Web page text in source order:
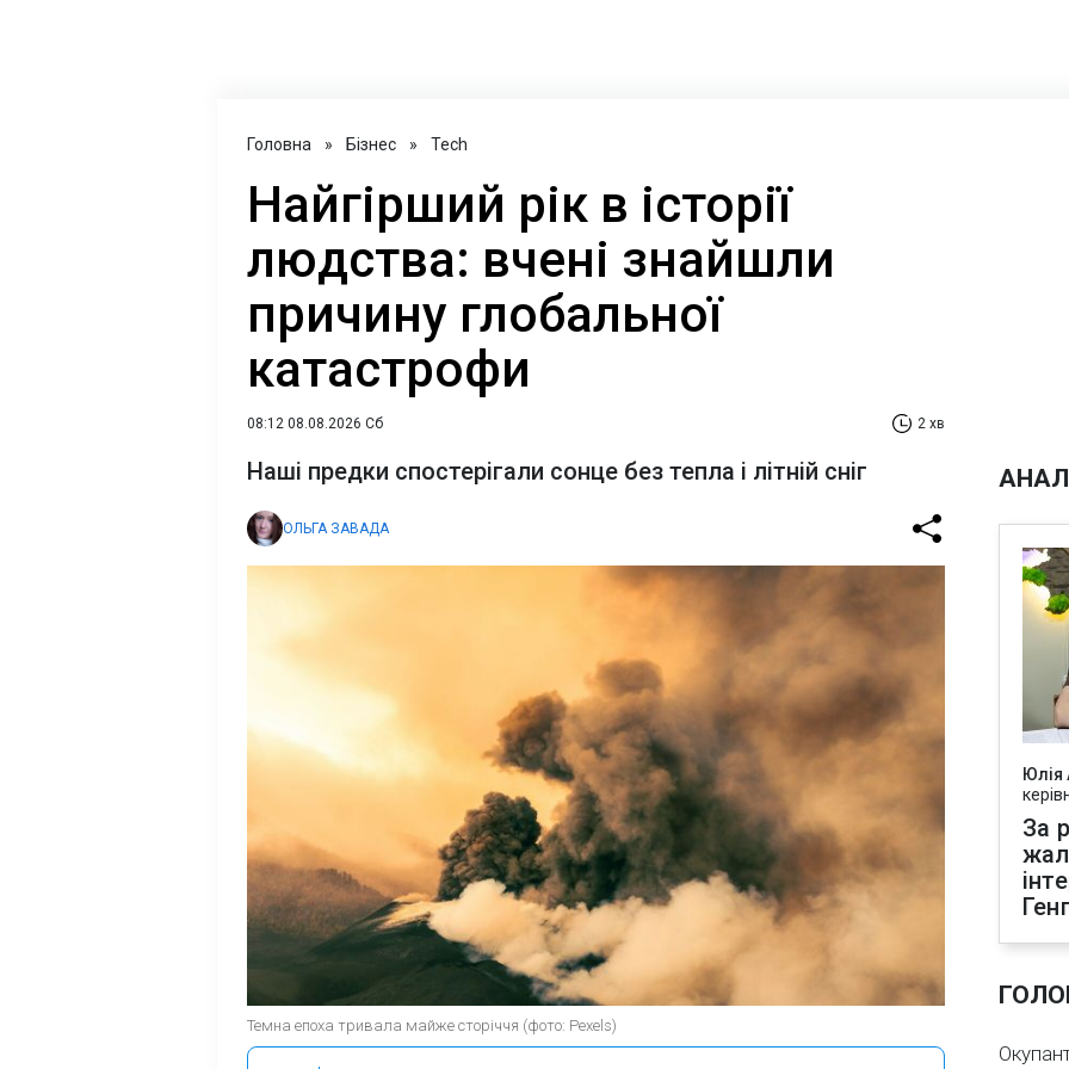
Головна » Бізнес » Tech
Найгірший рік в історії
людства: вчені знайшли
причину глобальної
катастрофи
08:12 08.08.2026 Сб 2 хв
Наші предки спостерігали сонце без тепла і літній сніг
ОЛЬГА ЗАВАДА
Темна епоха тривала майже сторіччя (фото: Pexels)
Юлія
За